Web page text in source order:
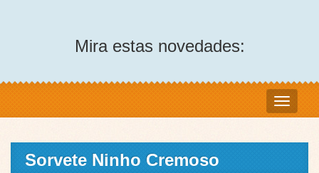
Mira estas novedades:
Sorvete Ninho Cremoso